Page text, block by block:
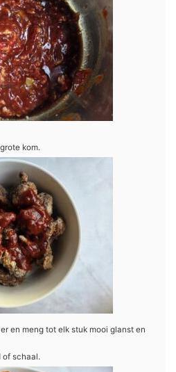
kom.
en meng tot elk stuk mooi glanst en
of schaal.